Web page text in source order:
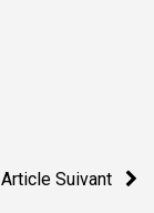
Article Suivant